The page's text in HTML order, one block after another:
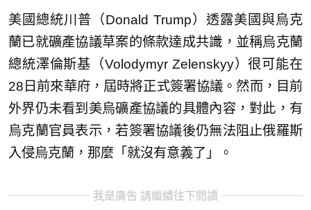
美國總統川普（Donald Trump）透露美國與烏克
蘭已就礦產協議草案的條款達成共識，並稱烏克蘭
總統澤倫斯基（Volodymyr Zelenskyy）很可能在
28日前來華府，屆時將正式簽署協議。然而，目前
外界仍未看到美烏礦產協議的具體內容，對此，有
烏克蘭官員表示，若簽署協議後仍無法阻止俄羅斯
入侵烏克蘭，那麼「就沒有意義了」。
我是廣告 請繼續往下閱讀